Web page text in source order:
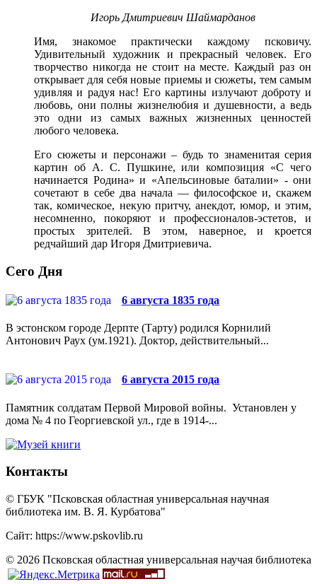
Игорь Дмитриевич Шаймарданов
Имя, знакомое практически каждому псковичу.
Удивительный художник и прекрасный человек. Его
творчество никогда не стоит на месте. Каждый раз он
открывает для себя новые приемы и сюжеты, тем самым
удивляя и радуя нас! Его картины излучают доброту и
любовь, они полны жизнелюбия и душевности, а ведь
это одни из самых важных жизненных ценностей
любого человека.
Его сюжеты и персонажи – будь то знаменитая серия
картин об А. С. Пушкине, или композиция «С чего
начинается Родина» и «Апельсиновые баталии» - они
сочетают в себе два начала — философское и, скажем
так, комическое, некую притчу, анекдот, юмор, и этим,
несомненно, покоряют и профессионалов-эстетов, и
простых зрителей. В этом, наверное, и кроется
редчайший дар Игоря Дмитриевича.
Сего Дня
6 августа 1835 года
В эстонском городе Дерпте (Тарту) родился Корнилий
Антонович Раух (ум.1921). Доктор, действительный...
6 августа 2015 года
Памятник солдатам Первой Мировой войны. Установлен у
дома № 4 по Георгиевской ул., где в 1914-...
Контакты
© ГБУК "Псковская областная универсальная научная
библиотека им. В. Я. Курбатова"
Сайт: https://www.pskovlib.ru
© 2026 Псковская областная универсальная научая библиотека